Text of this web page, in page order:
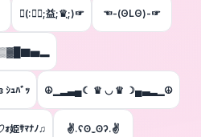
☜(:♛ฺ;益;♛ฺ;)☞ ☜-(ΘLΘ)-☞
ﾊﾞｯ ☮▁▂▃▄☾ ♛ ◡ ♛ ☽▄▃▂▁☮
姫ｻﾏﾅﾉ♫ ✌.ʕʘ‿ʘʔ.✌